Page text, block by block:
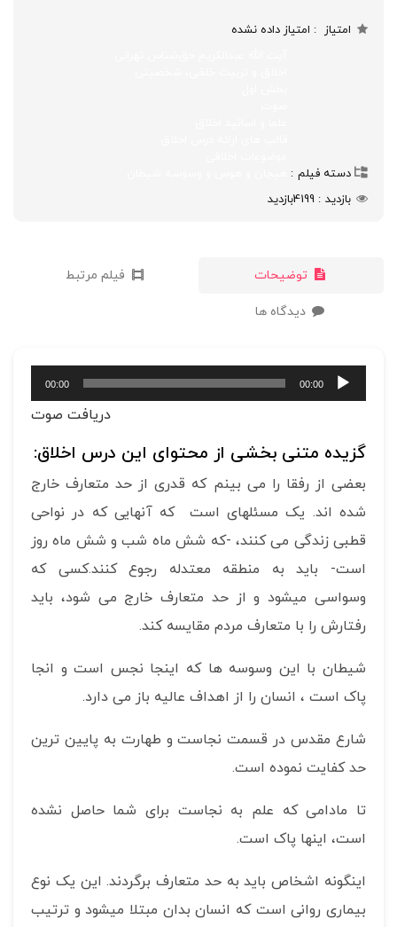
امتیاز امتیاز داده نشده
دسته فیلم
بازدید
4199بازدید
توضیحات فیلم مرتبط
دیدگاه ها
پخش‌کننده
صوت
00:00
00:00
دریافت صوت
گزیده متنی بخشی از محتوای این درس اخلاق:
بعضی از رفقا را می بینم که قدری از حد متعارف خارج
شده اند. یک مسئله­ای است که آنهایی که در نواحی
قطبی زندگی می کنند، -که شش ماه شب و شش ماه روز
است- باید به منطقه معتدله رجوع کنند.کسی که
وسواسی می­شود و از حد متعارف خارج می شود، باید
رفتارش را با متعارف مردم مقایسه کند.
شیطان با این وسوسه ها که اینجا نجس است و انجا
پاک است ، انسان را از اهداف عالیه باز می دارد.
شارع مقدس در قسمت نجاست و طهارت به پایین ترین
حد کفایت نموده است.
تا مادامی که علم به نجاست برای شما حاصل نشده
است، اینها پاک است.
اینگونه اشخاص باید به حد متعارف برگردند. این یک نوع
بیماری روانی است که انسان بدان مبتلا می­شود و ترتیب